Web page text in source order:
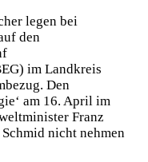
legen bei
den
im Landkreis
Den
am 16. April im
Franz
nicht nehmen